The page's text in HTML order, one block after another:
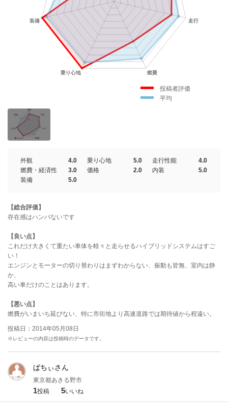
投稿者評価
平均
外観 4.0 乗り心地 5.0 走行性能
4.0
燃費・経済性
3.0 価格 2.0 内装
5.0
装備
5.0
【総合評価】
存在感はハンパないです
【良い点】
これだけ大きくて重たい車体を軽々と走らせるハイブリッドシステムはすご
い！
エンジンとモーターの切り替わりはまずわからない、振動も皆無、室内は静
か、
高い車だけのことはあります。
【悪い点】
燃費がいまいち延びない、特に市街地より高速道路では期待値から程遠い。
投稿日：2014年05月08日
※レビューの内容は投稿時のデータです。
ぱちぃさん
東京都あきる野市
1投稿 5いいね